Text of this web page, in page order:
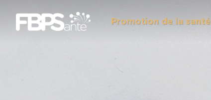
Promotion de la santé